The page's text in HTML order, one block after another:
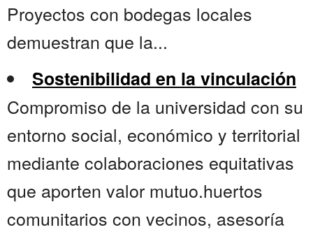
Proyectos con bodegas locales
demuestran que la...
Sostenibilidad en la vinculación
Compromiso de la universidad con su
entorno social, económico y territorial
mediante colaboraciones equitativas
que aporten valor mutuo.huertos
comunitarios con vecinos, asesoría